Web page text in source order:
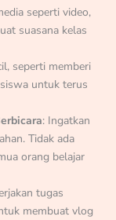
seperti video,
suasana kelas
seperti memberi
untuk terus
: Ingatkan
Tidak ada
orang belajar
tugas
membuat vlog